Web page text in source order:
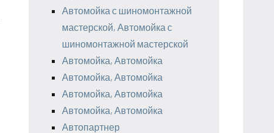
Автомойка с шиномонтажной
мастерской, Автомойка с
шиномонтажной мастерской
Автомойка, Автомойка
Автомойка, Автомойка
Автомойка, Автомойка
Автомойка, Автомойка
Автопартнер